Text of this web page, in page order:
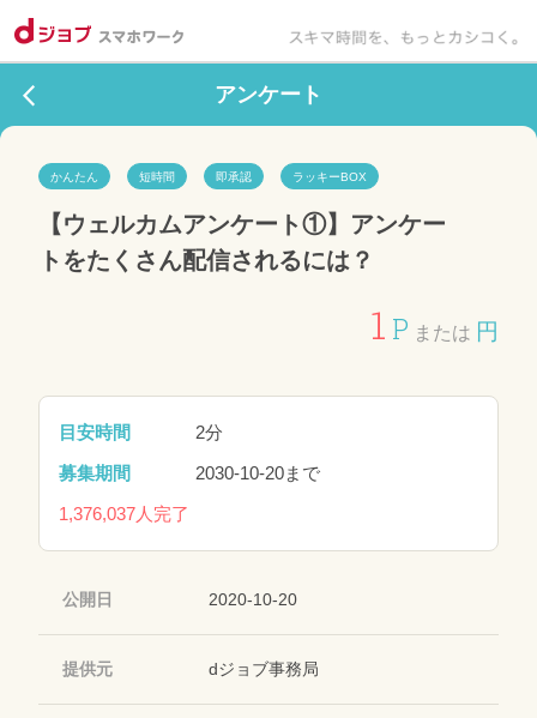
アンケート
かんたん 短時間 即承認 ラッキーBOX
【ウェルカムアンケート①】アンケー
トをたくさん配信されるには？
1 P または 円
目安時間
2分
募集期間
2030-10-20まで
1,376,037人完了
公開日 2020-10-20
提供元 dジョブ事務局